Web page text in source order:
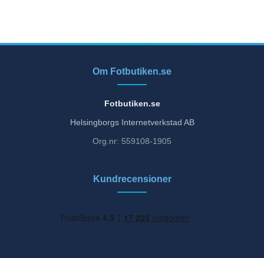
Om Fotbutiken.se
Fotbutiken.se
Helsingborgs Internetverkstad AB
Org.nr: 559108-1905
Kundrecensioner